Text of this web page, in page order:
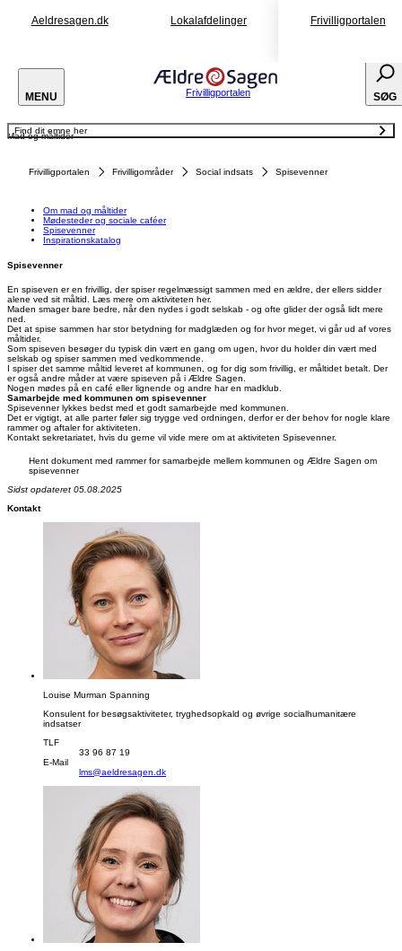
Aeldresagen.dk Lokalafdelinger Frivilligportalen
MENU Frivilligportalen SØG
Mad og måltider
Find dit emne her
Om mad og måltider
Inspirationskatalog
Frivilligportalen Frivilligområder Social indsats Spisevenner
Om mad og måltider
Mødesteder og sociale caféer
Spisevenner
Inspirationskatalog
Spisevenner
En spiseven er en frivillig, der spiser regelmæssigt sammen med en ældre, der ellers sidder
alene ved sit måltid. Læs mere om aktiviteten her.
Maden smager bare bedre, når den nydes i godt selskab - og ofte glider der også lidt mere
ned.
Det at spise sammen har stor betydning for madglæden og for hvor meget, vi går ud af vores
måltider.
Som spiseven besøger du typisk din vært en gang om ugen, hvor du holder din vært med
selskab og spiser sammen med vedkommende.
I spiser det samme måltid leveret af kommunen, og for dig som frivillig, er måltidet betalt. Der
er også andre måder at være spiseven på i Ældre Sagen.
Nogen mødes på en café eller lignende og andre har en madklub.
Samarbejde med kommunen om spisevenner
Spisevenner lykkes bedst med et godt samarbejde med kommunen.
Det er vigtigt, at alle parter føler sig trygge ved ordningen, derfor er der behov for nogle klare
rammer og aftaler for aktiviteten.
Kontakt sekretariatet, hvis du gerne vil vide mere om at aktiviteten Spisevenner.
Hent dokument med rammer for samarbejde mellem kommunen og Ældre Sagen om
spisevenner
Sidst opdateret 05.08.2025
Kontakt
Louise Murman Spanning
Konsulent for besøgsaktiviteter, tryghedsopkald og øvrige socialhumanitære
indsatser
TLF
33 96 87 19
E-Mail
lms@aeldresagen.dk